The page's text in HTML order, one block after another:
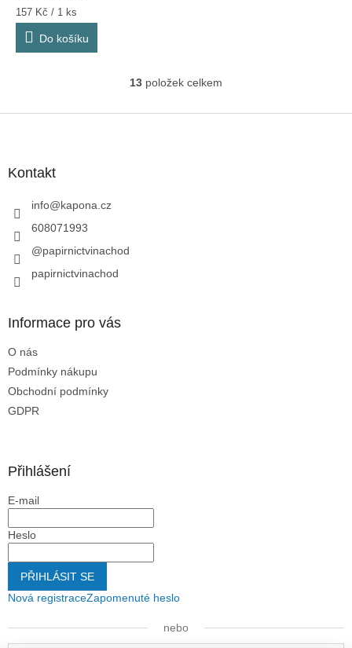
Měrná
cena:
157 Kč / 1 ks
Do košíku
O
l
13 položek celkem
Kontakt
info@kapona.cz
608071993
@papirnictvinachod
papirnictvinachod
Informace pro vás
O nás
Podmínky nákupu
Obchodní podmínky
GDPR
Přihlášení
E-mail
Heslo
PŘIHLÁSIT SE
Nová registraceZapomenuté heslo
nebo